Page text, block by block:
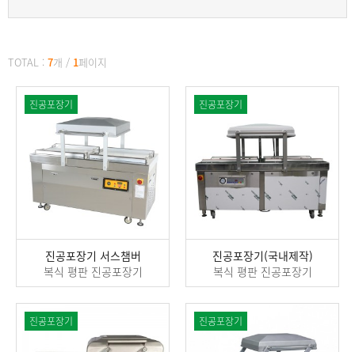
TOTAL : 7개 / 1페이지
진공포장기 서스챔버
복식 평판 진공포장기
진공포장기
진공포장기(국내제작)
복식 평판 진공포장기
진공포장기
진공포장기 진공포장기